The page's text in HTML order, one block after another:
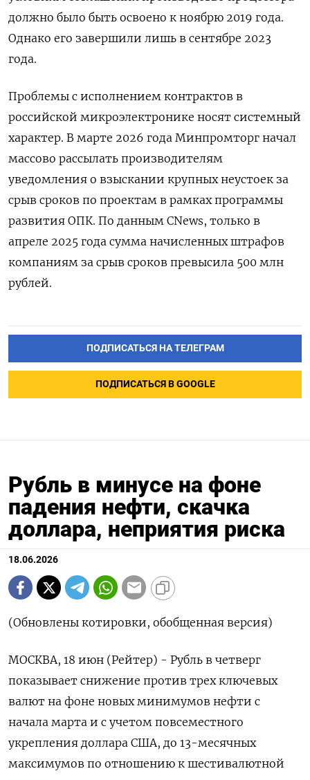
должно было быть освоено к ноябрю 2019 года.
Однако его завершили лишь в сентябре 2023
года.
Проблемы с исполнением контрактов в
российской микроэлектронике носят системный
характер. В марте 2026 года Минпромторг начал
массово рассылать производителям
уведомления о взыскании крупных неустоек за
срыв сроков по проектам в рамках программы
развития ОПК. По данным CNews, только в
апреле 2025 года сумма начисленных штрафов
компаниям за срыв сроков превысила 500 млн
рублей.
ПОДПИСАТЬСЯ НА ТЕЛЕГРАМ
ПОДПИСАТЬСЯ В GOOGLE
Рубль в минусе на фоне
падения нефти, скачка
доллара, неприятия риска
18.06.2026
(Обновлены котировки, обобщенная версия)
МОСКВА, 18 июн (Рейтер) - Рубль в четверг
показывает снижение против трех ключевых
валют на фоне новых минимумов нефти с
начала марта и с учетом повсеместного
укрепления доллара США, до 13-месячных
максимумов по отношению к шестивалютной